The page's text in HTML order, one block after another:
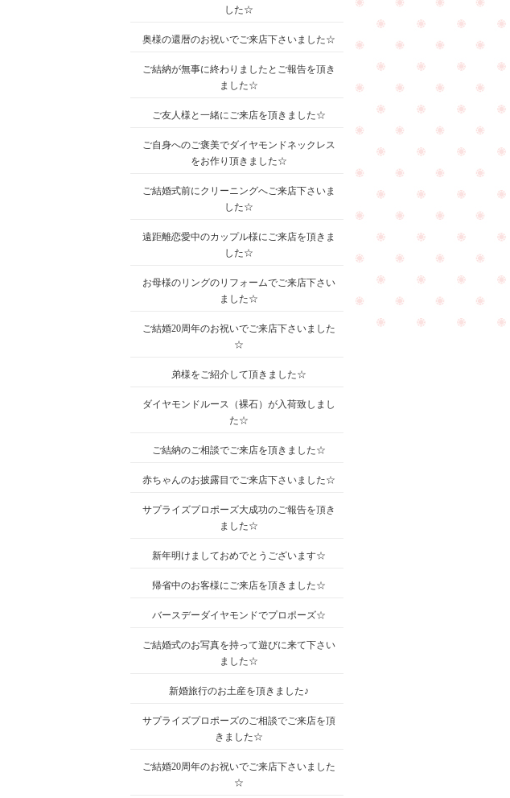
した☆
奥様の還暦のお祝いでご来店下さいました☆
ご結納が無事に終わりましたとご報告を頂き
ました☆
ご友人様と一緒にご来店を頂きました☆
ご自身へのご褒美でダイヤモンドネックレス
をお作り頂きました☆
ご結婚式前にクリーニングへご来店下さいま
した☆
遠距離恋愛中のカップル様にご来店を頂きま
した☆
お母様のリングのリフォームでご来店下さい
ました☆
ご結婚20周年のお祝いでご来店下さいました
☆
弟様をご紹介して頂きました☆
ダイヤモンドルース（裸石）が入荷致しまし
た☆
ご結納のご相談でご来店を頂きました☆
赤ちゃんのお披露目でご来店下さいました☆
サプライズプロポーズ大成功のご報告を頂き
ました☆
新年明けましておめでとうございます☆
帰省中のお客様にご来店を頂きました☆
バースデーダイヤモンドでプロポーズ☆
ご結婚式のお写真を持って遊びに来て下さい
ました☆
新婚旅行のお土産を頂きました♪
サプライズプロポーズのご相談でご来店を頂
きました☆
ご結婚20周年のお祝いでご来店下さいました
☆